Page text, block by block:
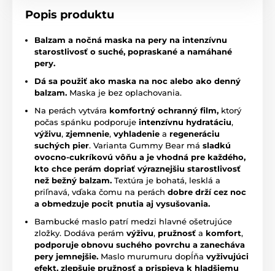
Popis produktu
Balzam a nočná maska na pery na intenzívnu
starostlivosť o suché, popraskané a namáhané
pery.
Dá sa použiť ako maska na noc alebo ako denný
balzam. Maska je bez oplachovania.
Na perách vytvára komfortný ochranný film, ktorý
počas spánku podporuje intenzívnu hydratáciu,
výživu, zjemnenie, vyhladenie a regeneráciu
suchých pier. Varianta Gummy Bear má sladkú
ovocno-cukríkovú vôňu a je vhodná pre každého,
kto chce perám dopriať výraznejšiu starostlivosť
než bežný balzam. Textúra je bohatá, lesklá a
priľnavá, vďaka čomu na perách dobre drží cez noc
a obmedzuje pocit pnutia aj vysušovania.
Bambucké maslo patrí medzi hlavné ošetrujúce
zložky. Dodáva perám výživu, pružnosť a komfort,
podporuje obnovu suchého povrchu a zanecháva
pery jemnejšie. Maslo murumuru dopĺňa vyživujúci
efekt, zlepšuje pružnosť a prispieva k hladšiemu